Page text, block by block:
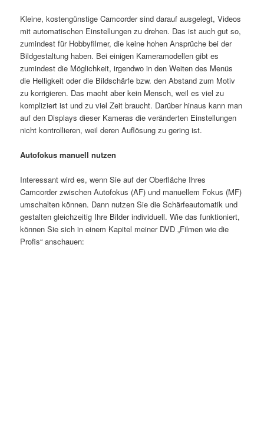
Kleine, kostengünstige Camcorder sind darauf ausgelegt, Videos
mit automatischen Einstellungen zu drehen. Das ist auch gut so,
zumindest für Hobbyfilmer, die keine hohen Ansprüche bei der
Bildgestaltung haben. Bei einigen Kameramodellen gibt es
zumindest die Möglichkeit, irgendwo in den Weiten des Menüs
die Helligkeit oder die Bildschärfe bzw. den Abstand zum Motiv
zu korrigieren. Das macht aber kein Mensch, weil es viel zu
kompliziert ist und zu viel Zeit braucht. Darüber hinaus kann man
auf den Displays dieser Kameras die veränderten Einstellungen
nicht kontrollieren, weil deren Auflösung zu gering ist.
Autofokus manuell nutzen
Interessant wird es, wenn Sie auf der Oberfläche Ihres
Camcorder zwischen Autofokus (AF) und manuellem Fokus (MF)
umschalten können. Dann nutzen Sie die Schärfeautomatik und
gestalten gleichzeitig Ihre Bilder individuell. Wie das funktioniert,
können Sie sich in einem Kapitel meiner DVD „Filmen wie die
Profis“ anschauen: